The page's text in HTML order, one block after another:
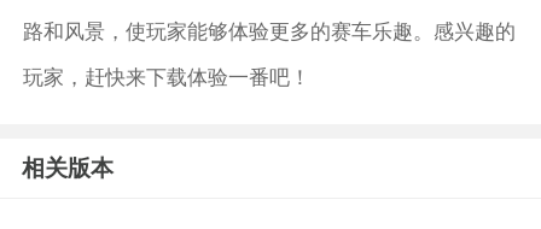
路和风景，使玩家能够体验更多的赛车乐趣。感兴趣的
玩家，赶快来下载体验一番吧！
相关版本